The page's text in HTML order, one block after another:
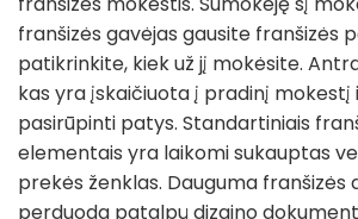
franšizės gavėjas gausite franšizės
patikrinkite, kiek už jį mokėsite.
kas yra įskaičiuota į pradinį
pasirūpinti patys. Standartiniais
elementais yra laikomi sukauptas
prekės ženklas. Dauguma franšizės
perduoda patalpų dizaino